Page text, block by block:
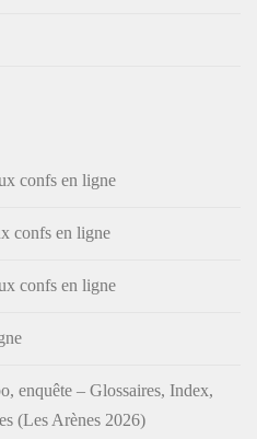
confs en ligne
confs en ligne
confs en ligne
enquête – Glossaires, Index,
(Les Arènes 2026)